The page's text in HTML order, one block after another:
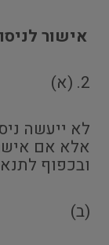
אישור
2. (א)
לא ייעשה
אלא אם
ובכפוף
(ב)